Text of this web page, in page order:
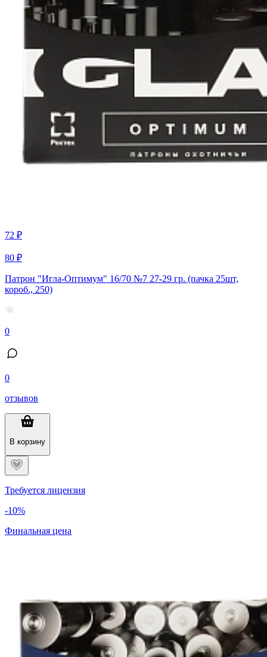
72 ₽
80 ₽
Патрон "Игла-Оптимум" 16/70 №7 27-29 гр. (пачка 25шт,
короб., 250)
0
0
отзывов
В корзину
Требуется лицензия
-10%
Финальная цена